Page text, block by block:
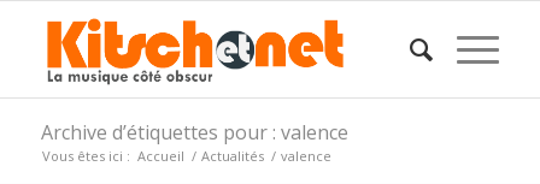
Archive d’étiquettes pour : valence
Vous êtes ici : Accueil / Actualités / valence